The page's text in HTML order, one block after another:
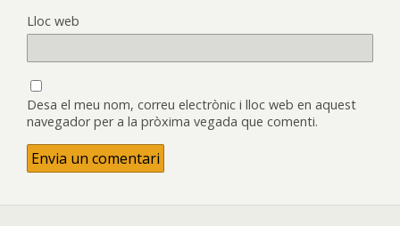
Lloc web
Desa el meu nom, correu electrònic i lloc web en aquest
navegador per a la pròxima vegada que comenti.